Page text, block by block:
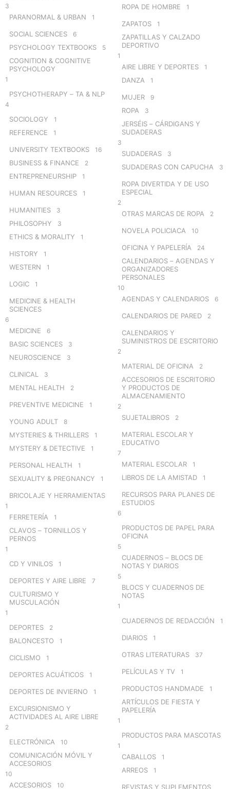
3
PARANORMAL & URBAN 1
SOCIAL SCIENCES 6
PSYCHOLOGY TEXTBOOKS 5
COGNITION & COGNITIVE
PSYCHOLOGY
1
PSYCHOTHERAPY – TA & NLP
4
SOCIOLOGY 1
REFERENCE 1
UNIVERSITY TEXTBOOKS 16
BUSINESS & FINANCE 2
ENTREPRENEURSHIP 1
HUMAN RESOURCES 1
HUMANITIES 3
PHILOSOPHY 3
ETHICS & MORALITY 1
HISTORY 1
WESTERN 1
LOGIC 1
MEDICINE & HEALTH
SCIENCES
6
MEDICINE 6
BASIC SCIENCES 3
NEUROSCIENCE 3
CLINICAL 3
MENTAL HEALTH 2
PREVENTIVE MEDICINE 1
YOUNG ADULT 8
MYSTERIES & THRILLERS 1
MYSTERY & DETECTIVE 1
PERSONAL HEALTH 1
SEXUALITY & PREGNANCY 1
BRICOLAJE Y HERRAMIENTAS
1
FERRETERÍA 1
CLAVOS – TORNILLOS Y
PERNOS
1
CD Y VINILOS 1
DEPORTES Y AIRE LIBRE 7
CULTURISMO Y
MUSCULACIÓN
1
DEPORTES 2
BALONCESTO 1
CICLISMO 1
DEPORTES ACUÁTICOS 1
DEPORTES DE INVIERNO 1
EXCURSIONISMO Y
ACTIVIDADES AL AIRE LIBRE
2
ELECTRÓNICA 10
COMUNICACIÓN MÓVIL Y
ACCESORIOS
10
ACCESORIOS 10
ROPA DE HOMBRE 1
ZAPATOS 1
ZAPATILLAS Y CALZADO
DEPORTIVO
1
AIRE LIBRE Y DEPORTES 1
DANZA 1
MUJER 9
ROPA 3
JERSÉIS – CÁRDIGANS Y
SUDADERAS
3
SUDADERAS 3
SUDADERAS CON CAPUCHA 3
ROPA DIVERTIDA Y DE USO
ESPECIAL
2
OTRAS MARCAS DE ROPA 2
NOVELA POLICIACA 10
OFICINA Y PAPELERÍA 24
CALENDARIOS – AGENDAS Y
ORGANIZADORES
PERSONALES
10
AGENDAS Y CALENDARIOS 6
CALENDARIOS DE PARED 2
CALENDARIOS Y
SUMINISTROS DE ESCRITORIO
2
MATERIAL DE OFICINA 2
ACCESORIOS DE ESCRITORIO
Y PRODUCTOS DE
ALMACENAMIENTO
2
SUJETALIBROS 2
MATERIAL ESCOLAR Y
EDUCATIVO
7
MATERIAL ESCOLAR 1
LIBROS DE LA AMISTAD 1
RECURSOS PARA PLANES DE
ESTUDIOS
6
PRODUCTOS DE PAPEL PARA
OFICINA
5
CUADERNOS – BLOCS DE
NOTAS Y DIARIOS
5
BLOCS Y CUADERNOS DE
NOTAS
1
CUADERNOS DE REDACCIÓN 1
DIARIOS 1
OTRAS LITERATURAS 37
PELÍCULAS Y TV 1
PRODUCTOS HANDMADE 1
ARTÍCULOS DE FIESTA Y
PAPELERÍA
1
PRODUCTOS PARA MASCOTAS
1
CABALLOS 1
ARREOS 1
REVISTAS Y SUPLEMENTOS